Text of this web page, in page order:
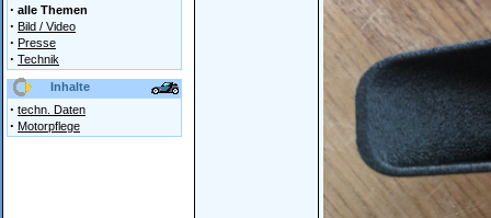
· alle Themen
· Bild / Video
· Presse
· Technik
Inhalte
· techn. Daten
· Motorpflege